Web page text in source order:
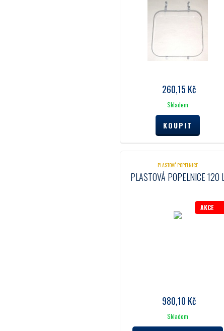
260,15 Kč
Skladem
PLASTOVÉ POPELNICE
PLASTOVÁ POPELNICE 120 L
AKCE
980,10 Kč
Skladem